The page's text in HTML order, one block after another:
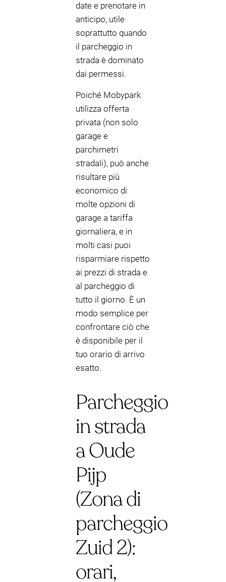
date e prenotare in
anticipo, utile
soprattutto quando
il parcheggio in
strada è dominato
dai permessi.
Poiché Mobypark
utilizza offerta
privata (non solo
garage e
parchimetri
stradali), può anche
risultare più
economico di
molte opzioni di
garage a tariffa
giornaliera, e in
molti casi puoi
risparmiare rispetto
ai prezzi di strada e
al parcheggio di
tutto il giorno. È un
modo semplice per
confrontare ciò che
è disponibile per il
tuo orario di arrivo
esatto.
Parcheggio
in strada
a Oude
Pijp
(Zona di
parcheggio
Zuid 2):
orari,